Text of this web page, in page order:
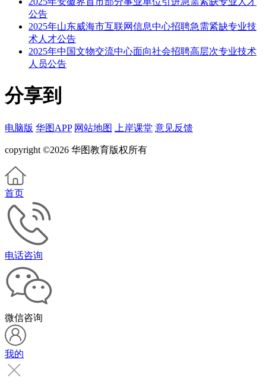
公告
2025年山东威海市互联网信息中心招聘急需紧缺专业技
术人才公告
2025年中国文物交流中心面向社会招聘高层次专业技术
人员公告
分享到
电脑版 华图APP 网站地图 上岸课堂 意见反馈
copyright ©2026 华图教育版权所有
首页
电话咨询
微信咨询
我的